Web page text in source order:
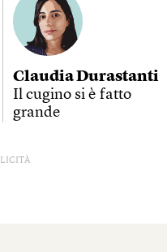
Claudia Durastanti
Il cugino si è fatto
grande